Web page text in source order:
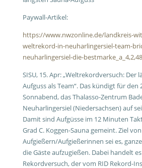
Paywall-Artikel:
https://www.nwzonline.de/landkreis-
weltrekord-in-neuharlingersiel-team-
neuharlingersiel-die-
SISU, 15. Apr: „Weltrekordversuch: Der
Aufguss als Team“. Das kündigt für den
Sonnabend, das Thalasso-Zentrum
Neuharlingersiel (Niedersachsen) auf
Damit sind Aufgüsse im 12 Minuten
Grad C. Koggen-Sauna gemeint. Ziel
Aufgießern/Aufgießerinnen sei es,
die Gäste aufzugießen. Dabei handelt
Rekordversuch, der vom RID Rekord-